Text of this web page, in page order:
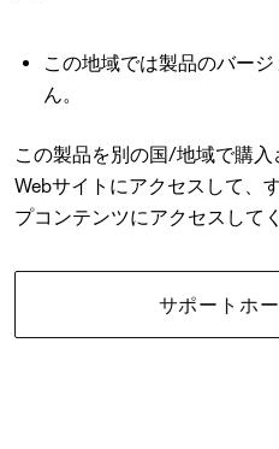
この地域では製品のバー
ん。
この製品を別の国/地域で購
Webサイトにアクセスして、
プコンテンツにアクセスして
サポートホ